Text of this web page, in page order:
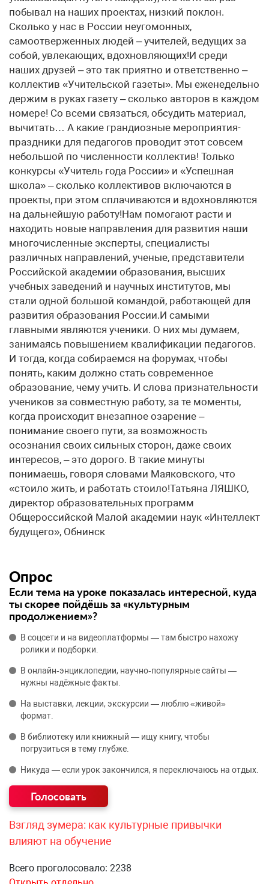
побывал на наших проектах, низкий поклон.
Сколько у нас в России неугомонных,
самоотверженных людей – учителей, ведущих за
собой, увлекающих, вдохновляющих!И среди
наших друзей – это так приятно и ответственно –
коллектив «Учительской газеты». Мы еженедельно
держим в руках газету – сколько авторов в каждом
номере! Со всеми связаться, обсудить материал,
вычитать… А какие грандиозные мероприятия-
праздники для педагогов проводит этот совсем
небольшой по численности коллектив! Только
конкурсы «Учитель года России» и «Успешная
школа» – сколько коллективов включаются в
проекты, при этом сплачиваются и вдохновляются
на дальнейшую работу!Нам помогают расти и
находить новые направления для развития наши
многочисленные эксперты, специалисты
различных направлений, ученые, представители
Российской академии образования, высших
учебных заведений и научных институтов, мы
стали одной большой командой, работающей для
развития образования России.И самыми
главными являются ученики. О них мы думаем,
занимаясь повышением квалификации педагогов.
И тогда, когда собираемся на форумах, чтобы
понять, каким должно стать современное
образование, чему учить. И слова признательности
учеников за совместную работу, за те моменты,
когда происходит внезапное озарение –
понимание своего пути, за возможность
осознания своих сильных сторон, даже своих
интересов, – это дорого. В такие минуты
понимаешь, говоря словами Маяковского, что
«стоило жить, и работать стоило!Татьяна ЛЯШКО,
директор образовательных программ
Общероссийской Малой академии наук «Интеллект
будущего», Обнинск
Опрос
Если тема на уроке показалась интересной, куда
ты скорее пойдёшь за «культурным
продолжением»?
В соцсети и на видеоплатформы — там быстро нахожу
ролики и подборки.
В онлайн‑энциклопедии, научно‑популярные сайты —
нужны надёжные факты.
На выставки, лекции, экскурсии — люблю «живой»
формат.
В библиотеку или книжный — ищу книгу, чтобы
погрузиться в тему глубже.
Никуда — если урок закончился, я переключаюсь на отдых.
Взгляд зумера: как культурные привычки
влияют на обучение
Всего проголосовало: 2238